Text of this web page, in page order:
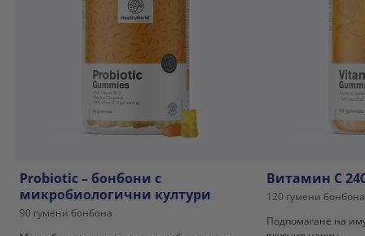
Probiotic – бонбони с
микробиологични култури
90 гумени бонбона
Витамин C
120 гумени бонбона
Подпомагане на